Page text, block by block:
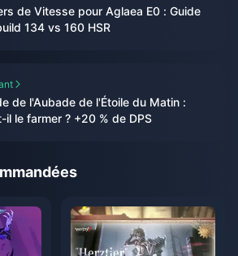
de Vitesse pour Aglaea E0 : Guide
134 vs 160 HSR
de l'Aubade de l'Étoile du Matin :
il le farmer ? +20 % de DPS